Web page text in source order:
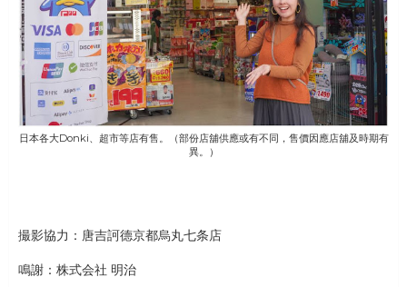
日本各大Donki、超市等店有售。（部份店舖供應或有不同，售價因應店舖及時期有
異。）
撮影協力：唐吉訶德京都烏丸七条店
鳴謝：株式会社 明治